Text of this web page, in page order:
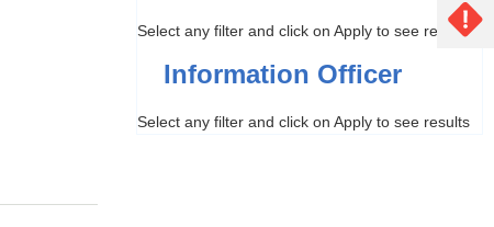
Select any filter and click on Apply to see results
Information Officer
Select any filter and click on Apply to see results